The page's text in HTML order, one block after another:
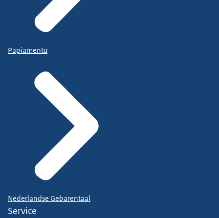
Papiamentu
Nederlandse Gebarentaal
Service